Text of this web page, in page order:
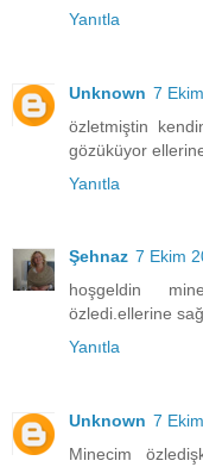
Yanıtla
Unknown 7
özletmiştin
gözüküyor
Yanıtla
Şehnaz 7 Ekim
hoşgeldin
özledi.ellerine
Yanıtla
Unknown 7
Minecim